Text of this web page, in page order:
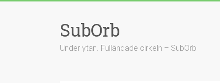
SubOrb
Under ytan. Fulländade cirkeln – SubOrb